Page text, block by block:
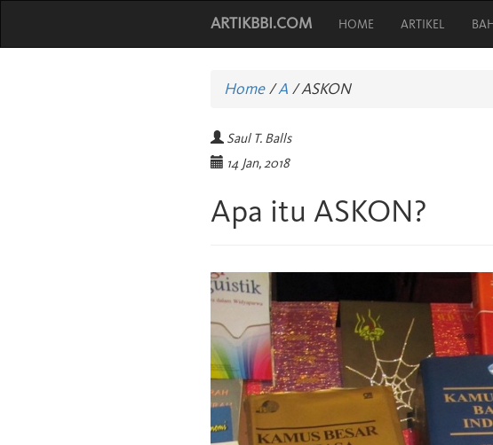
ARTIKBBI.COM HOME ARTIKEL
Home/A /ASKON
Saul T. Balls
14 Jan, 2018
Apa itu ASKON?